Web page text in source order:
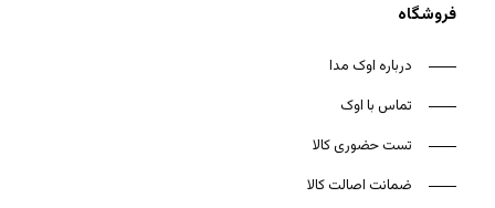
فروشگاه
درباره اوک مدا
تماس با اوک
تست حضوری کالا
ضمانت اصالت کالا